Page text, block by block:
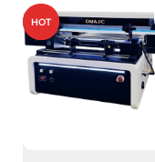
HOT
HOT